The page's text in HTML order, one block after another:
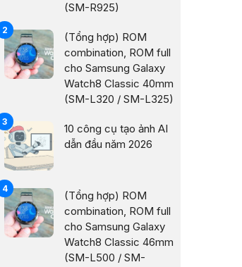
(SM-R925)
(Tổng hợp) ROM
combination, ROM full
cho Samsung Galaxy
Watch8 Classic 40mm
(SM-L320 / SM-L325)
10 công cụ tạo ảnh AI
dẫn đầu năm 2026
(Tổng hợp) ROM
combination, ROM full
cho Samsung Galaxy
Watch8 Classic 46mm
(SM-L500 / SM-